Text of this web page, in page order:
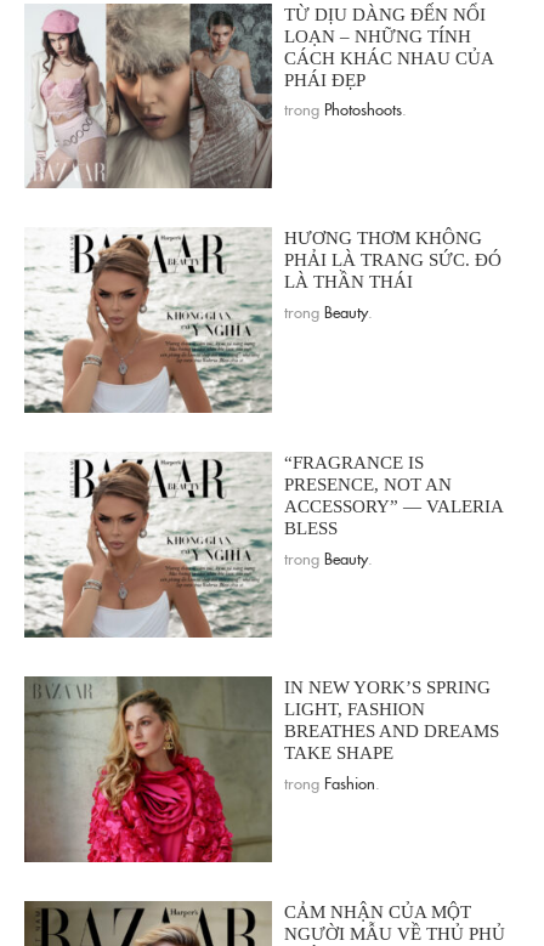
TỪ DỊU DÀNG ĐẾN NỔI
LOẠN – NHỮNG TÍNH
CÁCH KHÁC NHAU CỦA
PHÁI ĐẸP
trong Photoshoots
HƯƠNG THƠM KHÔNG
PHẢI LÀ TRANG SỨC. ĐÓ
LÀ THẦN THÁI
trong Beauty.
“FRAGRANCE IS
PRESENCE, NOT AN
ACCESSORY” — VALERIA
BLESS
trong Beauty.
IN NEW YORK’S SPRING
LIGHT, FASHION
BREATHES AND DREAMS
TAKE SHAPE
trong Fashion
CẢM NHẬN CỦA MỘT
NGƯỜI MẪU VỀ THỦ PHỦ